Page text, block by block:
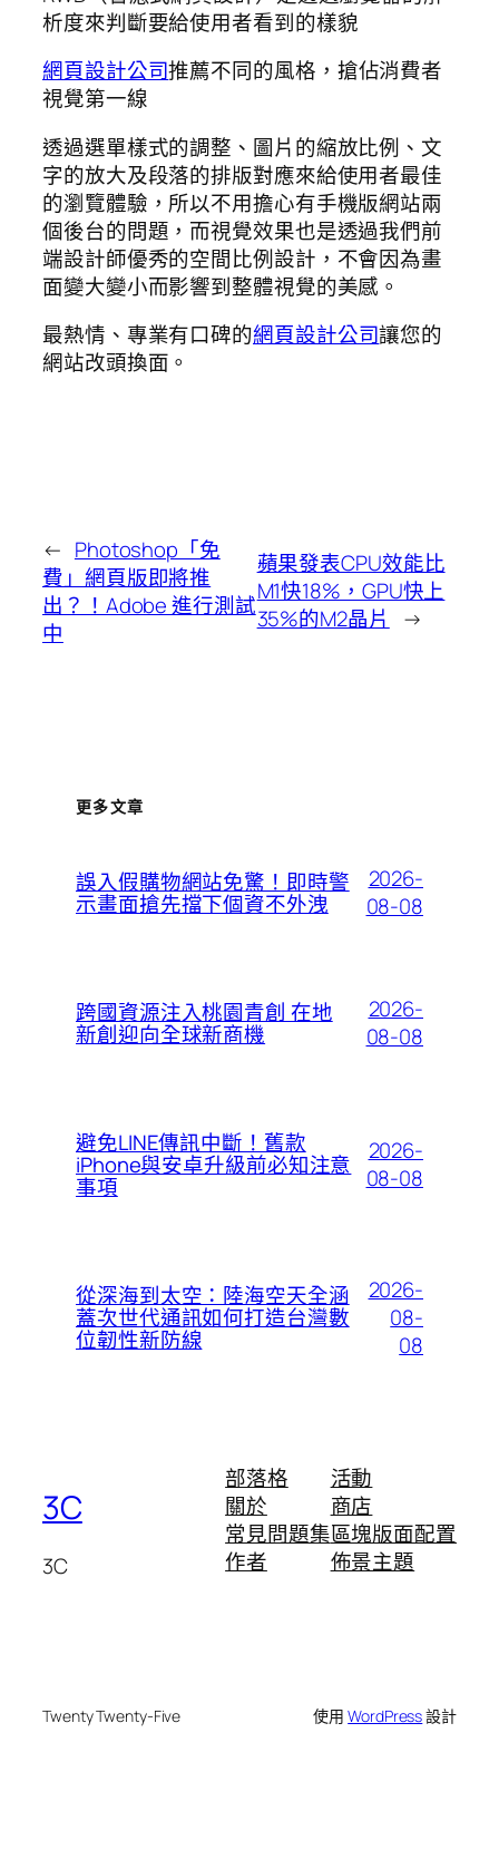
析度來判斷要給使用者看到的樣貌
網頁設計公司推薦不同的風格，搶佔消費者
視覺第一線
透過選單樣式的調整、圖片的縮放比例、文
字的放大及段落的排版對應來給使用者最佳
的瀏覽體驗，所以不用擔心有手機版網站兩
個後台的問題，而視覺效果也是透過我們前
端設計師優秀的空間比例設計，不會因為畫
面變大變小而影響到整體視覺的美感。
最熱情、專業有口碑的網頁設計公司讓您的
網站改頭換面。
← Photoshop「免
費」網頁版即將推
出？！Adobe 進行測試
中
蘋果發表CPU效能比
M1快18%，GPU快上
35%的M2晶片
→
更多文章
誤入假購物網站免驚！即時警
示畫面搶先擋下個資不外洩
2026-
08-08
跨國資源注入桃園青創 在地
新創迎向全球新商機
2026-
08-08
避免LINE傳訊中斷！舊款
iPhone與安卓升級前必知注意
事項
2026-
08-08
從深海到太空：陸海空天全涵
蓋次世代通訊如何打造台灣數
位韌性新防線
2026-
08-
08
3C
3C
部落格
關於
常見問題集
作者
活動
商店
區塊版面配置
佈景主題
Twenty Twenty-Five 使用WordPress設計